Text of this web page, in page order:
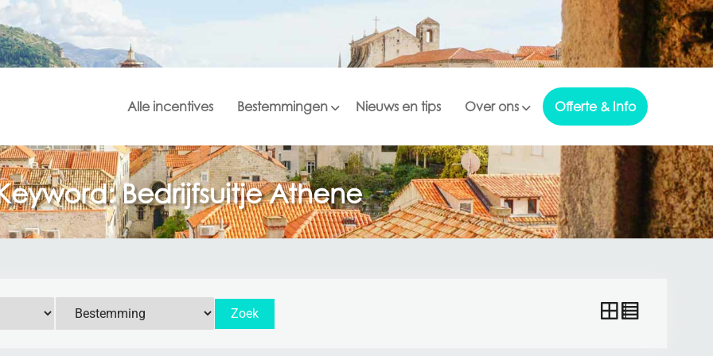
Alle incentives Bestemmingen Nieuws en tips Over ons Offerte & Info
Bedrijfsuitje Athene
Zoek